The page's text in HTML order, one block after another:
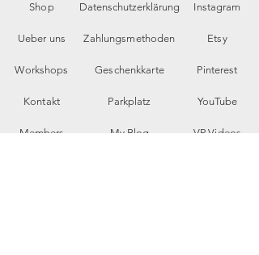
Shop
Ueber uns
Workshops
Kontakt
Members
Datenschutzerklärung
Zahlungsmethoden
Geschenkkarte
Parkplatz
My Blog
Instagram
Etsy
Pinterest
YouTube
VP Videos